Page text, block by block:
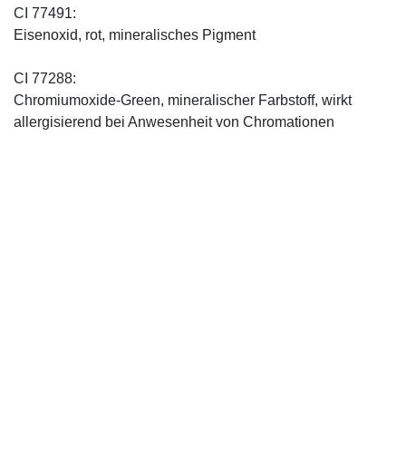
CI 77491:
Eisenoxid, rot, mineralisches Pigment
CI 77288:
Chromiumoxide-Green, mineralischer ­Farbstoff, wirkt
allergisierend bei Anwesenheit von Chromationen